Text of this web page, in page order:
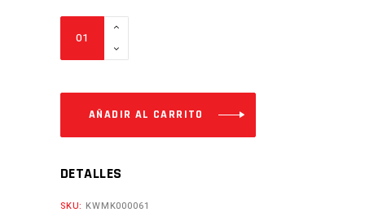
DIRECCIONAL
POSTERIOR
S200
CantidadAÑADIR AL CARRITO
DETALLES
SKU: KWMK000061